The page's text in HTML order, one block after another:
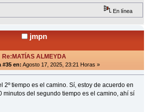
En línea
jmpn
Re:MATÍAS ALMEYDA
#35 en: Agosto 17, 2025, 23:21 Horas »
2º tiempo es el camino. Sí, estoy de acuerdo en
minutos del segundo tiempo es el camino, ahí sí